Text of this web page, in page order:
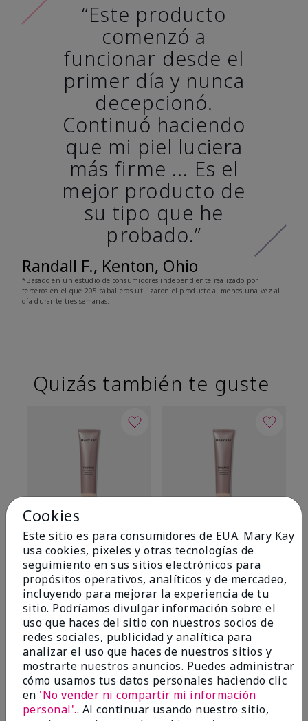
“Este producto
comenzó a
funcionar desde el
primer día y nunca
decepcionó.
Continuó haciendo
que mi piel luciera
más firme ... Es el
mejor producto de
su tipo que he
probado.”
Randall F., Kenton, Ohio
*Basado en un estudio de consumidores independiente realizado por
terceros en el que 205 caballeros utilizaron el producto al menos una vez al
día durante tres semanas.
Quizás también te guste
TimeWise® Matte 3D
Foundation
Light 1​ (subtonos rosados
fríos)
$28.00
TimeWise® Luminous 3D
Foundation
Light 1​ (subtonos rosados
fríos)
$28.00
Cookies
Este sitio es para consumidores de EUA. Mary Kay
usa cookies, pixeles y otras tecnologías de
seguimiento en sus sitios electrónicos para
propósitos operativos, analíticos y de mercadeo,
incluyendo para mejorar la experiencia de tu
sitio. Podríamos divulgar información sobre el
uso que haces del sitio con nuestros socios de
redes sociales, publicidad y analítica para
analizar el uso que haces de nuestros sitios y
mostrarte nuestros anuncios. Puedes administrar
cómo usamos tus datos personales haciendo clic
en 'No vender ni compartir mi información
personal'.. Al continuar usando nuestro sitio,